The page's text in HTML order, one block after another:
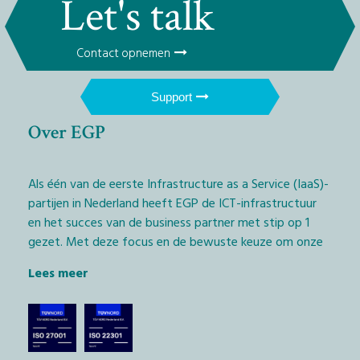
Let's talk
Contact opnemen
Support
Over EGP
Als één van de eerste Infrastructure as a Service (IaaS)-
partijen in Nederland heeft EGP de ICT-infrastructuur
en het succes van de business partner met stip op 1
gezet. Met deze focus en de bewuste keuze om onze
geven wij Managed Service Providers (MSP’s) en
softwarebedrijven (ISV’s) de kans daadwerkelijk het
verschil te maken.
Lees meer